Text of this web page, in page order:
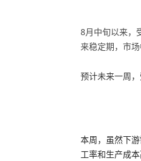
8月中旬以来，
来稳定期，市
预计未来一周，
本周，虽然下
工率和生产成